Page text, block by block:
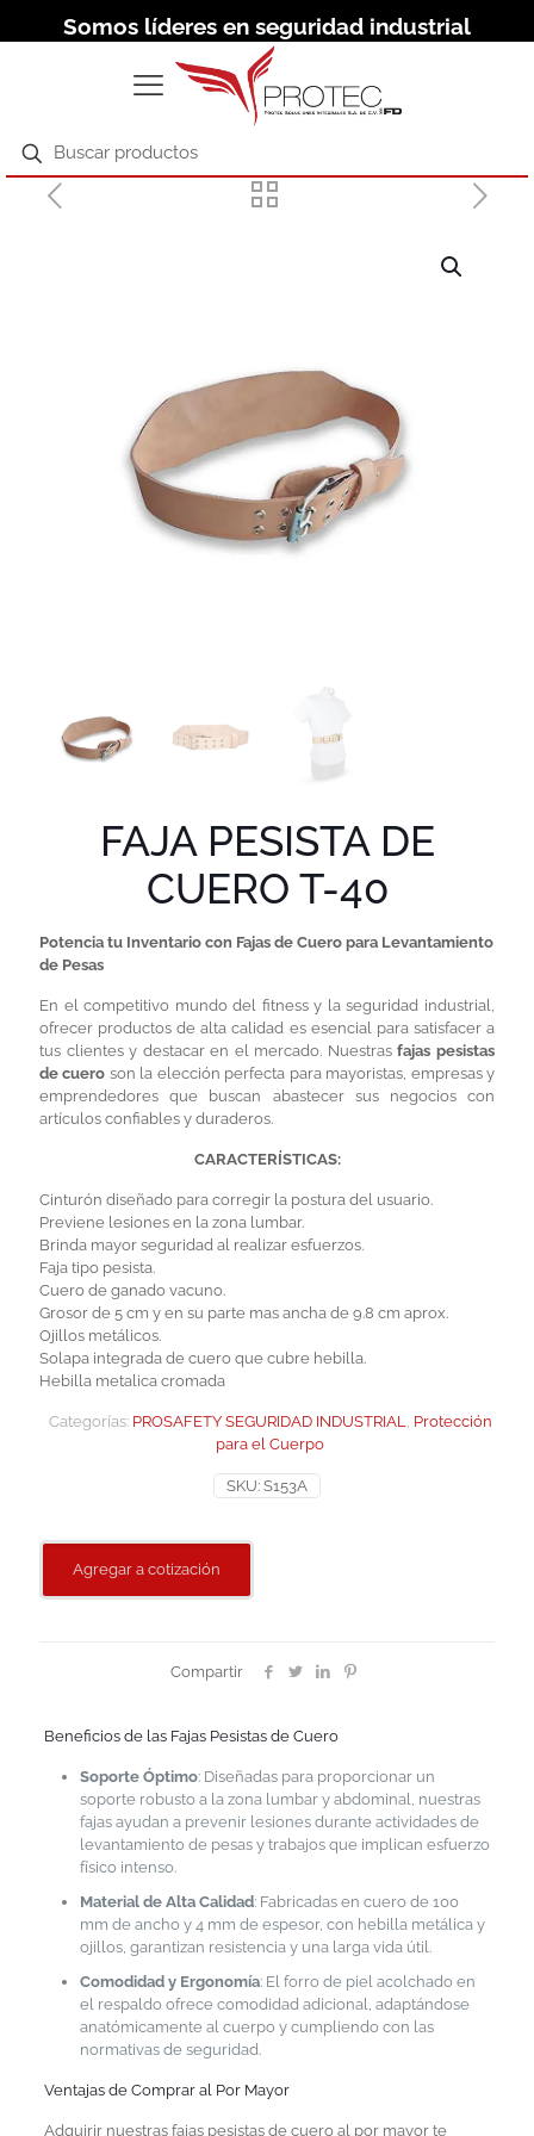
Somos líderes en seguridad industrial
FAJA PESISTA DE
CUERO T-40
Potencia tu Inventario con Fajas de Cuero para Levantamiento
de Pesas
En el competitivo mundo del fitness y la seguridad industrial,
ofrecer productos de alta calidad es esencial para satisfacer a
tus clientes y destacar en el mercado. Nuestrasfajas pesistas
de cuero son la elección perfecta para mayoristas, empresas y
emprendedores que buscan abastecer sus negocios con
artículos confiables y duraderos.
CARACTERÍSTICAS:
Cinturón diseñado para corregir la postura del usuario.
Previene lesiones en la zona lumbar.
Brinda mayor seguridad al realizar esfuerzos.
Faja tipo pesista.
Cuero de ganado vacuno.
Grosor de 5 cm y en su parte mas ancha de 9.8 cm aprox.
Ojillos metálicos.
Solapa integrada de cuero que cubre hebilla.
Hebilla metalica cromada
SKU: S153A
Categorías: PROSAFETY SEGURIDAD INDUSTRIAL, Protección
para el Cuerpo
Agregar a cotización
Compartir
Beneficios de las Fajas Pesistas de Cuero
Soporte Óptimo: Diseñadas para proporcionar un
soporte robusto a la zona lumbar y abdominal, nuestras
fajas ayudan a prevenir lesiones durante actividades de
levantamiento de pesas y trabajos que implican esfuerzo
físico intenso.
Material de Alta Calidad: Fabricadas en cuero de 100
mm de ancho y 4 mm de espesor, con hebilla metálica y
ojillos, garantizan resistencia y una larga vida útil.
Comodidad y Ergonomía: El forro de piel acolchado en
el respaldo ofrece comodidad adicional, adaptándose
anatómicamente al cuerpo y cumpliendo con las
normativas de seguridad.
Ventajas de Comprar al Por Mayor
Adquirir nuestras fajas pesistas de cuero al por mayor te